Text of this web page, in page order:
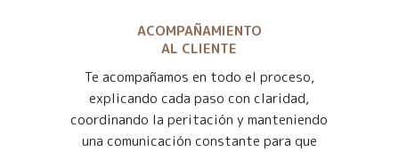
ACOMPAÑAMIENTO
AL CLIENTE
Te acompañamos en todo el proceso,
explicando cada paso con claridad,
coordinando la peritación y manteniendo
una comunicación constante para que